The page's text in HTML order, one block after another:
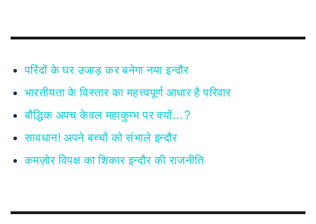
परिंदों के घर उजाड़ कर बनेगा नया इन्दौर
भारतीयता के विस्तार का महत्त्वपूर्ण आधार है परिवार
बौद्धिक अपच केवल महाकुम्भ पर क्यों…?
सावधान! अपने बच्चों को संभाले इन्दौर
कमज़ोर विपक्ष का शिकार इन्दौर की राजनीति